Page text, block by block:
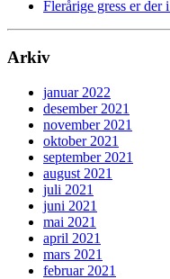
Flerårige gress er der
Arkiv
januar 2022
desember 2021
november 2021
oktober 2021
september 2021
august 2021
juli 2021
juni 2021
mai 2021
april 2021
mars 2021
februar 2021